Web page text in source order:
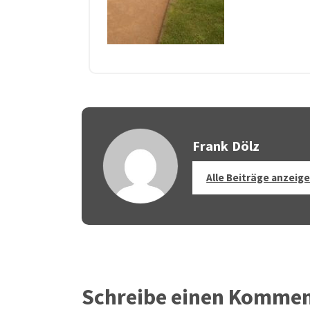
Frank Dölz
Alle Beiträge
Schreibe einen